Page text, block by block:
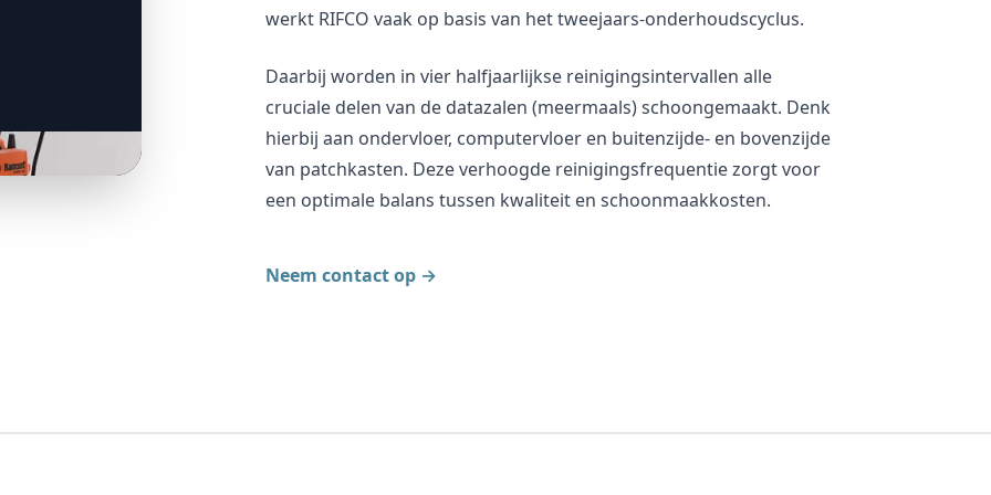
werkt RIFCO vaak op basis van het tweejaars-onderhoudscyclus.
Daarbij worden in vier halfjaarlijkse reinigingsintervallen alle
cruciale delen van de datazalen (meermaals) schoongemaakt. Denk
hierbij aan ondervloer, computervloer en buitenzijde- en bovenzijde
van patchkasten. Deze verhoogde reinigingsfrequentie zorgt voor
een optimale balans tussen kwaliteit en schoonmaakkosten.
Neem contact op →